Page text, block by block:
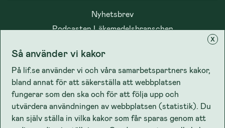
x
Så använder vi kakor
På lif.se använder vi och våra samarbetspartners kakor,
bland annat för att säkerställa att webbplatsen
fungerar som den ska och för att följa upp och
utvärdera användningen av webbplatsen (statistik). Du
kan själv ställa in vilka kakor som får sparas genom att
Nyhetsbrev
Podcasten Läkemedelsbranschen
Integritet
Cookiepolicy